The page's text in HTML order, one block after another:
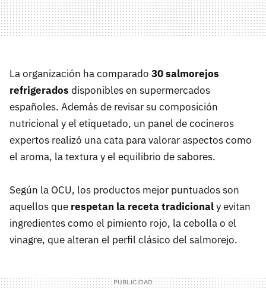
La organización ha comparado 30 salmorejos
refrigerados disponibles en supermercados
españoles. Además de revisar su composición
nutricional y el etiquetado, un panel de cocineros
expertos realizó una cata para valorar aspectos como
el aroma, la textura y el equilibrio de sabores.
Según la OCU, los productos mejor puntuados son
aquellos que respetan la receta tradicionaly evitan
ingredientes como el pimiento rojo, la cebolla o el
vinagre, que alteran el perfil clásico del salmorejo.